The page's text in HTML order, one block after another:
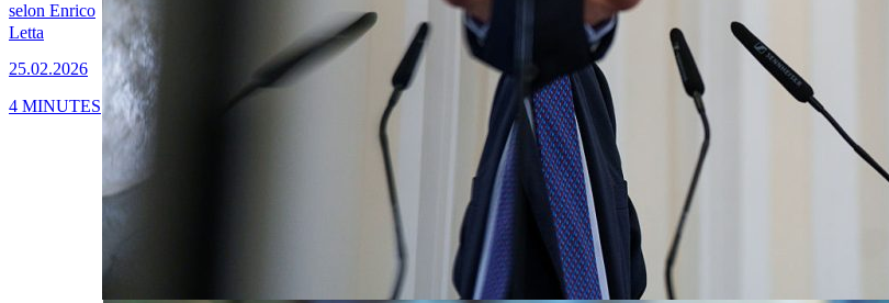
selon Enrico
Letta
25.02.2026
4 MINUTES